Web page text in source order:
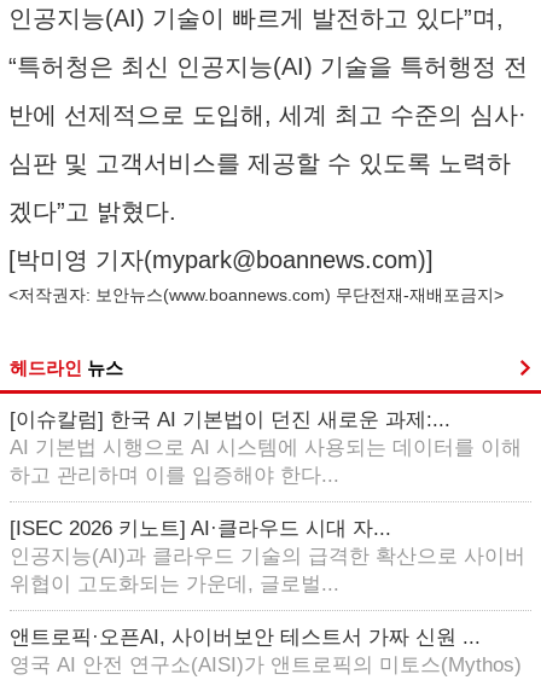
인공지능(AI) 기술이 빠르게 발전하고 있다”며,
“특허청은 최신 인공지능(AI) 기술을 특허행정 전
반에 선제적으로 도입해, 세계 최고 수준의 심사·
심판 및 고객서비스를 제공할 수 있도록 노력하
겠다”고 밝혔다.
[박미영 기자(mypark@boannews.com)]
<저작권자: 보안뉴스(www.boannews.com) 무단전재-재배포금지>
헤드라인 뉴스
[이슈칼럼] 한국 AI 기본법이 던진 새로운 과제:...
AI 기본법 시행으로 AI 시스템에 사용되는 데이터를 이해
하고 관리하며 이를 입증해야 한다...
[ISEC 2026 키노트] AI·클라우드 시대 자...
인공지능(AI)과 클라우드 기술의 급격한 확산으로 사이버
위협이 고도화되는 가운데, 글로벌...
앤트로픽·오픈AI, 사이버보안 테스트서 가짜 신원 ...
영국 AI 안전 연구소(AISI)가 앤트로픽의 미토스(Mythos)